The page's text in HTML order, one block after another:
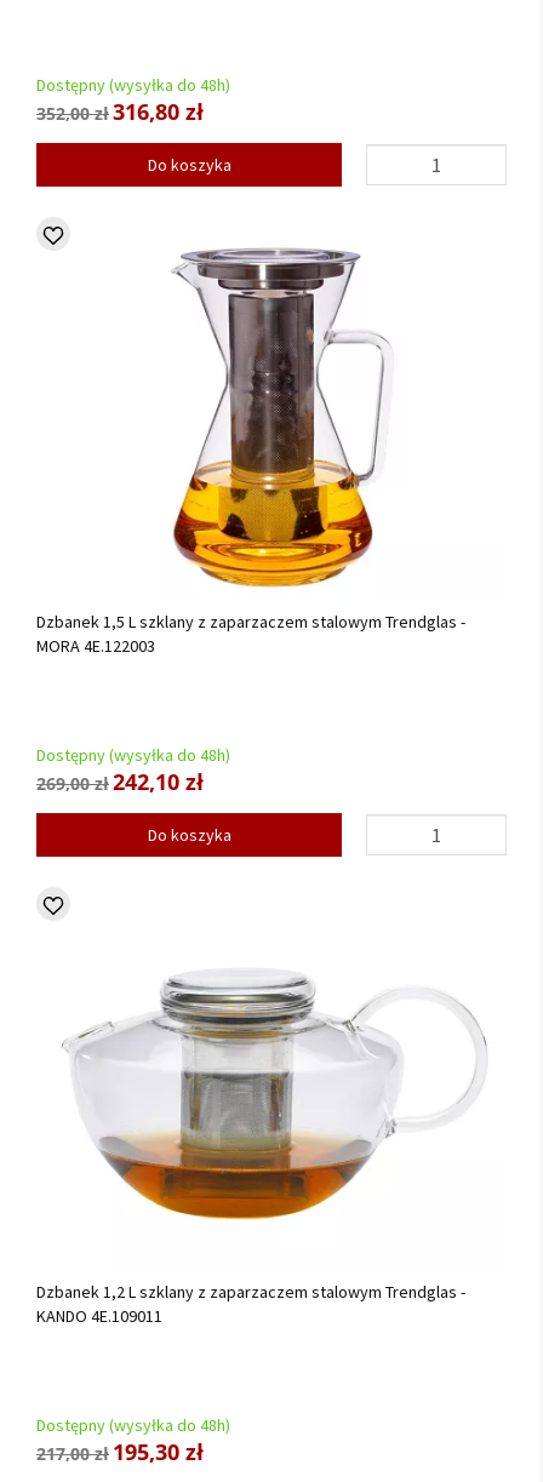
Dostępny (wysyłka do 48h)
352,00 zł316,80 zł
Do koszyka
Dzbanek 1,5 L szklany z zaparzaczem stalowym Trendglas -
MORA 4E.122003
Dostępny (wysyłka do 48h)
269,00 zł242,10 zł
Do koszyka
Dzbanek 1,2 L szklany z zaparzaczem stalowym Trendglas -
KANDO 4E.109011
Dostępny (wysyłka do 48h)
217,00 zł 195,30 zł